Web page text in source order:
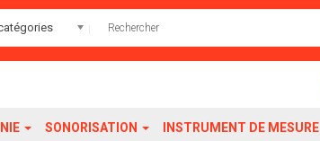
SONORISATION INSTRUMENT DE MESURE